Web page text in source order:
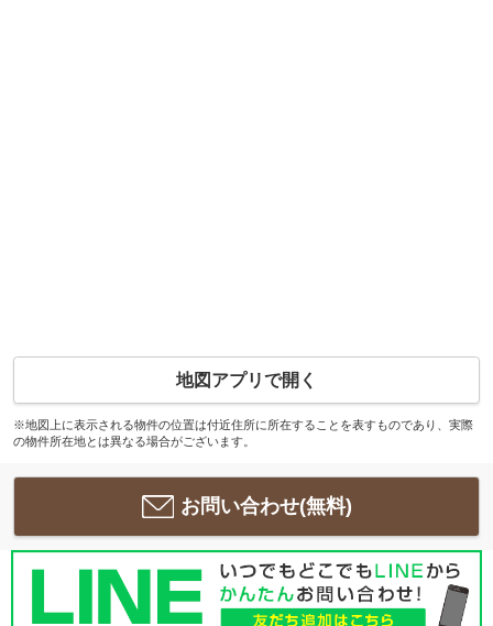
地図アプリで開く
※地図上に表示される物件の位置は付近住所に所在することを表すものであり、実際
の物件所在地とは異なる場合がございます。
お問い合わせ(無料)